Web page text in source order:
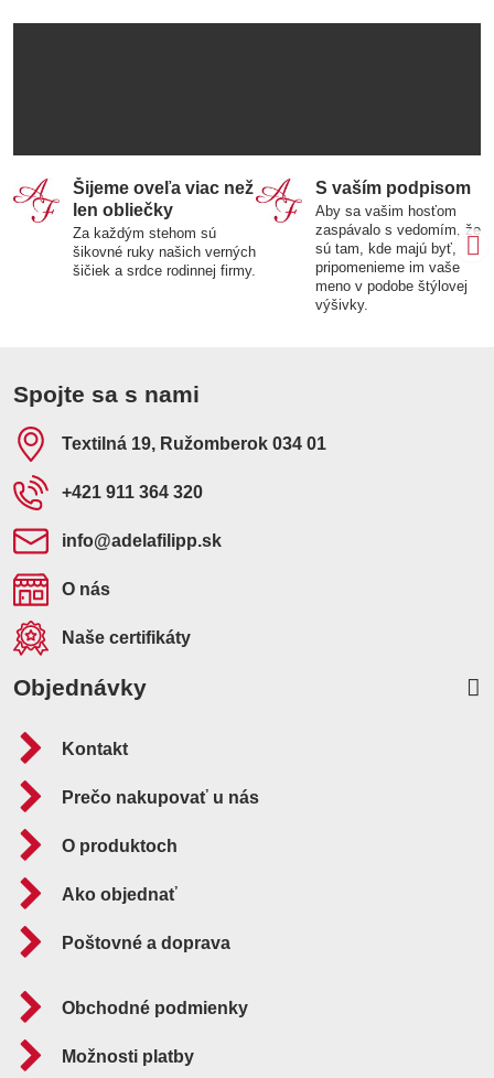
Šijeme oveľa viac než
len obliečky
Za každým stehom sú
šikovné ruky našich verných
šičiek a srdce rodinnej firmy.
S vaším podpisom
Aby sa vašim hosťom
zaspávalo s vedomím, že
sú tam, kde majú byť,
pripomenieme im vaše
meno v podobe štýlovej
výšivky.
Spojte sa s nami
Textilná 19, Ružomberok 034 01
+421 911 364 320
info​@adelafilipp​.sk
O nás
Naše certifikáty
Objednávky
Kontakt
Prečo nakupovať u nás
O produktoch
Ako objednať
Poštovné a doprava
Obchodné podmienky
Možnosti platby